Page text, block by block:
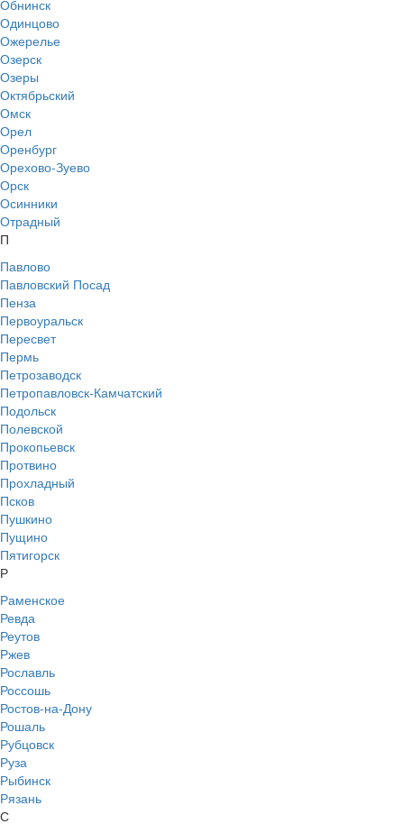
Обнинск
Одинцово
Ожерелье
Озерск
Озеры
Октябрьский
Омск
Орел
Оренбург
Орехово-Зуево
Орск
Осинники
Отрадный
П
Павлово
Павловский Посад
Пенза
Первоуральск
Пересвет
Пермь
Петрозаводск
Петропавловск-Камчатский
Подольск
Полевской
Прокопьевск
Протвино
Прохладный
Псков
Пушкино
Пущино
Пятигорск
Р
Раменское
Ревда
Реутов
Ржев
Рославль
Россошь
Ростов-на-Дону
Рошаль
Рубцовск
Руза
Рыбинск
Рязань
С